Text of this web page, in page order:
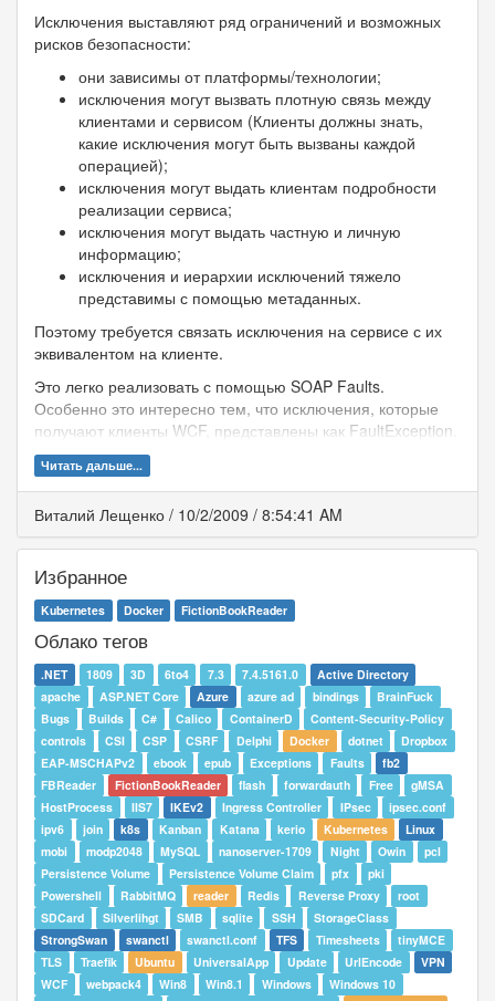
Исключения выставляют ряд ограничений и возможных
рисков безопасности:
они зависимы от платформы/технологии;
исключения могут вызвать плотную связь между
клиентами и сервисом (Клиенты должны знать,
какие исключения могут быть вызваны каждой
операцией);
исключения могут выдать клиентам подробности
реализации сервиса;
исключения могут выдать частную и личную
информацию;
исключения и иерархии исключений тяжело
представимы с помощью метаданных.
Поэтому требуется связать исключения на сервисе с их
эквивалентом на клиенте.
Это легко реализовать с помощью SOAP Faults.
Особенно это интересно тем, что исключения, которые
получают клиенты WCF, представлены как FaultException.
Читать дальше...
Виталий Лещенко / 10/2/2009 / 8:54:41 AM
Избранное
Kubernetes Docker FictionBookReader
Облако тегов
.NET 1809 3D 6to4 7.3 7.4.5161.0
Active Directory
apache
ASP.NET Core Azure azure ad bindings
BrainFuck
Bugs
Builds C# Calico ContainerD
Content-Security-Policy
controls
CSI CSP CSRF Delphi Docker dotnet
Dropbox
EAP-MSCHAPv2
ebook epub Exceptions Faults
fb2
FBReader
FictionBookReader flash forwardauth Free
gMSA
HostProcess
IIS7 IKEv2 Ingress Controller IPsec
ipsec.conf
ipv6
join k8s Kanban Katana kerio Kubernetes
Linux
mobi
modp2048 MySQL nanoserver-1709 Night Owin
pcl
Persistence Volume
Persistence Volume Claim pfx
pki
Powershell
RabbitMQ reader Redis Reverse Proxy
root
SDCard
Silverlihgt SMB sqlite SSH
StorageClass
StrongSwan
swanctl swanctl.conf TFS Timesheets
tinyMCE
TLS
Traefik Ubuntu UniversalApp Update UrlEncode
VPN
WCF
webpack4 Win8 Win8.1 Windows
Windows 10